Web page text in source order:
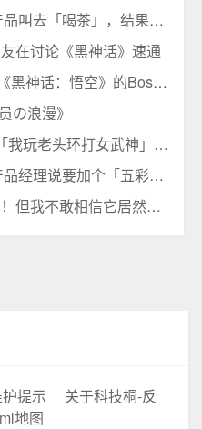
昨晚加班写BUG，今早被产品叫去「喝茶」，结果……
在讨论《黑神话》速通
上周我写了个bug，结果被《黑神话：悟空》的Boss附体了……
の浪漫》
「产品说再加个按钮」 vs 「我玩老头环打女武神」——哪个更让你血压升高？
谁懂啊！昨晚改BUG梦见产品经理说要加个「五彩斑斓的黑」
今天，我的代码一次跑通了！但我不敢相信它居然能跑
提示
关于科技桐-反
地图